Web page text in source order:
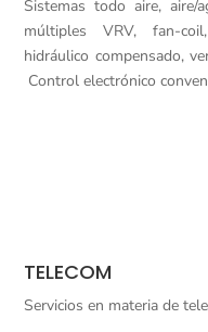
Sistemas todo aire, aire/
múltiples VRV, fan-
hidráulico compensado,
Control electrónico
TELECOM
Servicios en materia de